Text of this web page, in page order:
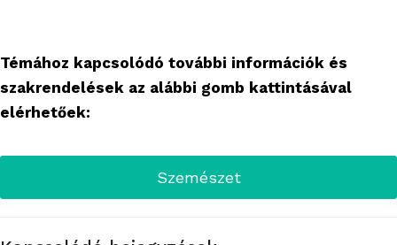
Témához kapcsolódó további információk és
szakrendelések az alábbi gomb kattintásával
elérhetőek:
Szemészet